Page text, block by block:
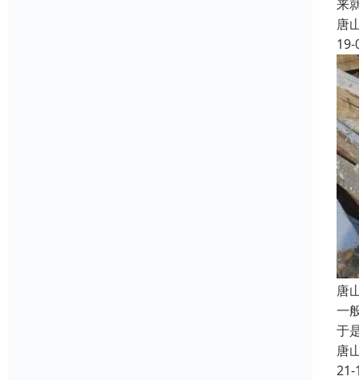
来
唐
19-
唐
一
于
唐
21-